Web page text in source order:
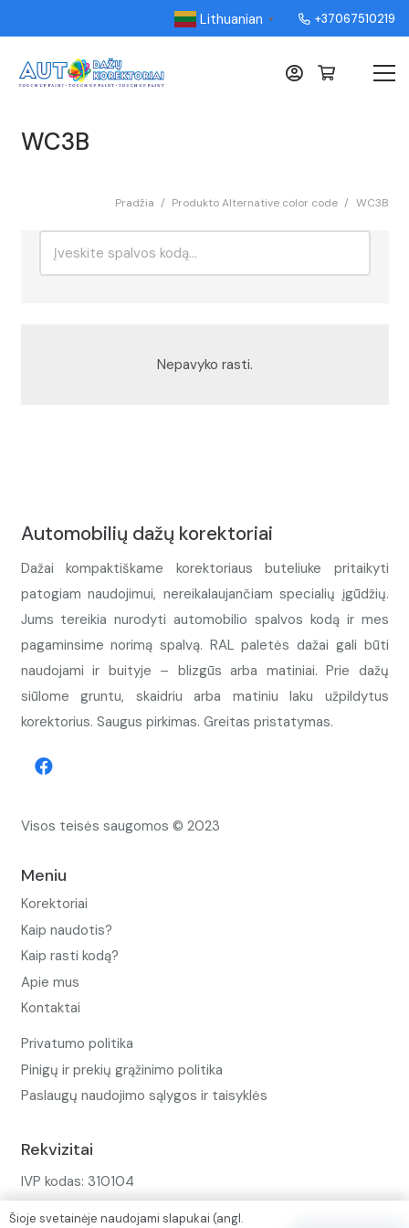
Lithuanian ▼ +37067510219
WC3B
Pradžia / Produkto Alternative color code / WC3B
Nepavyko rasti.
Automobilių dažų korektoriai
Dažai kompaktiškame korektoriaus buteliuke pritaikyti
patogiam naudojimui, nereikalaujančiam specialių įgūdžių.
Jums tereikia nurodyti automobilio spalvos kodą ir mes
pagaminsime norimą spalvą. RAL paletės dažai gali būti
naudojami ir buityje – blizgūs arba matiniai. Prie dažų
siūlome gruntu, skaidriu arba matiniu laku užpildytus
korektorius. Saugus pirkimas. Greitas pristatymas.
Visos teisės saugomos © 2023
Meniu
Korektoriai
Kaip naudotis?
Kaip rasti kodą?
Apie mus
Kontaktai
Privatumo politika
Pinigų ir prekių grąžinimo politika
Paslaugų naudojimo sąlygos ir taisyklės
Rekvizitai
IVP kodas: 310104
Šioje svetainėje naudojami slapukai (angl.